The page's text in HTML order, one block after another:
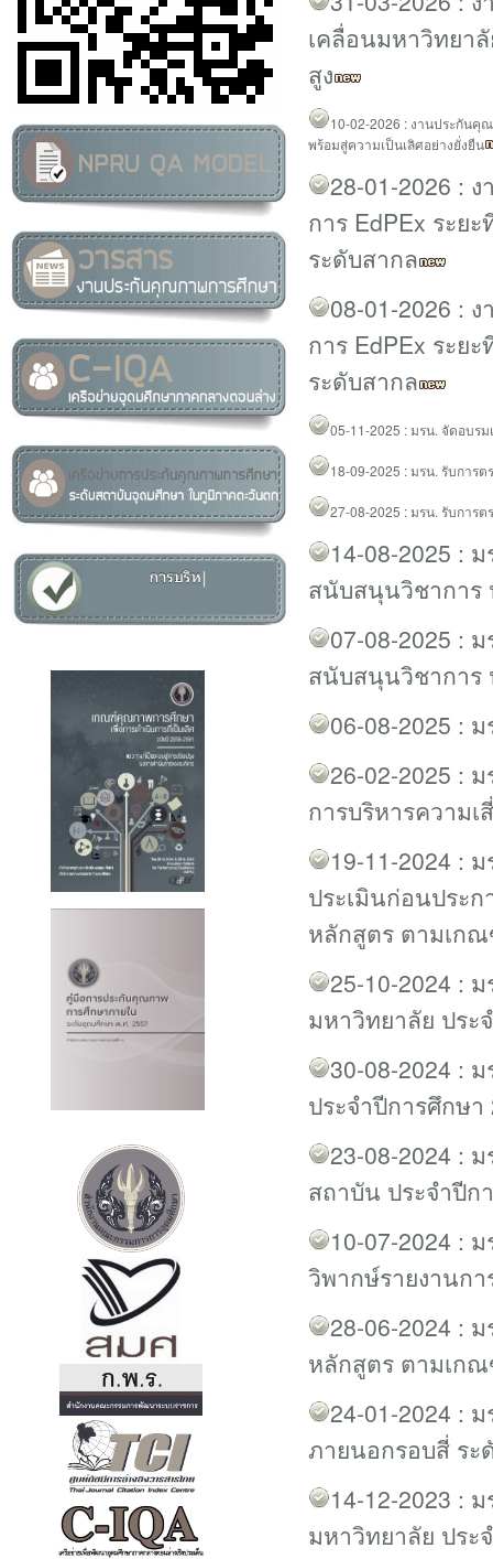
เคลื่อนมหาวิทยา
สูง
10-02-2026 : งานประกันคุ
พร้อมสู่ความเป็นเลิศอย่างยั่งยืน
28-01-2026 :
การ EdPEx ระย
ระดับสากล
08-01-2026 :
การ EdPEx ระย
ระดับสากล
05-11-2025 :มรน. จัดอบร
18-09-2025 :มรน. รับการ
27-08-2025 :มรน. รับการ
14-08-2025 :
สนับสนุนวิชาการ
07-08-2025 : ม
สนับสนุนวิชาการ
06-08-2025 : ม
26-02-2025 : ม
การบริหารความ
19-11-2024 :
ประเมินก่อนประ
หลักสูตร ตามเก
25-10-2024 :
มหาวิทยาลัย ประ
30-08-2024 :
ประจำปีการศึกษ
23-08-2024 :
สถาบัน ประจำปีก
10-07-2024 :
วิพากษ์รายงานกา
28-06-2024 :
หลักสูตร ตามเกณ
24-01-2024 :
ภายนอกรอบสี่ ระ
14-12-2023 :
มหาวิทยาลัย ประ